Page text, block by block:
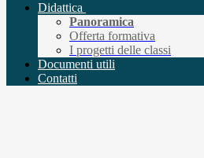
Didattica
Panoramica
Offerta formativa
I progetti delle classi
Documenti utili
Contatti